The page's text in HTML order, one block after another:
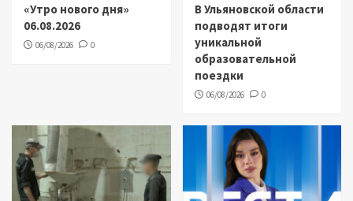
«Утро нового дня»
06.08.2026
06/08/2026 0
В Ульяновской области
подводят итоги
уникальной
образовательной
поездки
06/08/2026 0